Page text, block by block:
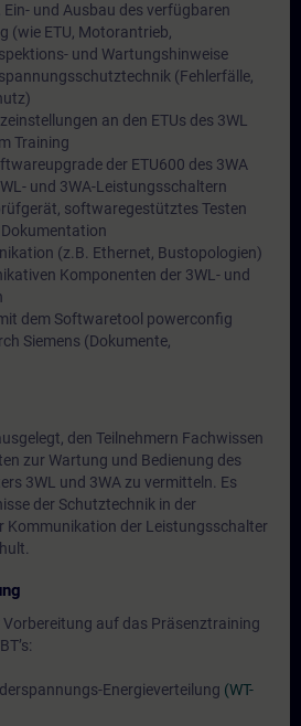
und Ausbau des verfügbaren
(wie ETU, Motorantrieb,
und Wartungshinweise
(Fehlerfälle,
an den ETUs des 3WL
Training
der ETU600 des 3WA
und 3WA-Leistungsschaltern
softwaregestütztes Testen
(z.B. Ethernet, Bustopologien)
Komponenten der 3WL- und
dem Softwaretool powerconfig
Siemens (Dokumente,
den Teilnehmern Fachwissen
zur Wartung und Bedienung des
3WL und 3WA zu vermitteln. Es
der Schutztechnik in der
Kommunikation der Leistungsschalter
Vorbereitung auf das Präsenztraining
Energieverteilung (WT-